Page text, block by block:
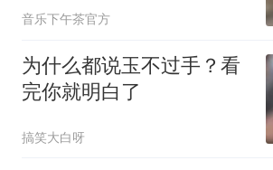
音乐下午茶官方
为什么都说玉不过手？看
完你就明白了
搞笑大白呀